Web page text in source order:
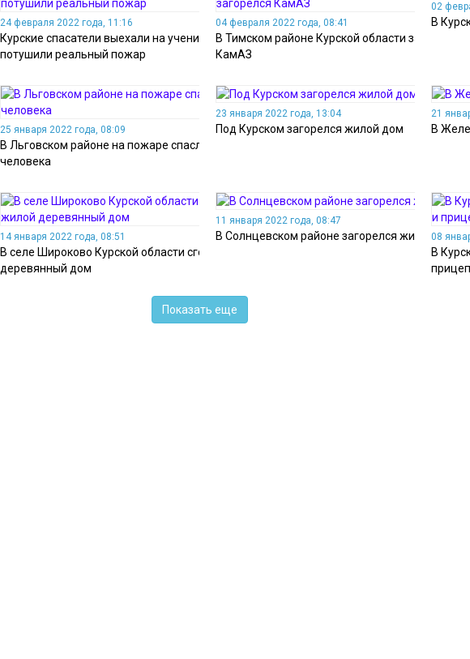
и
24 февраля 2022 года, 11:16
Курские спасатели выехали на учения, а
потушили реальный пожар
04 февраля 2022 года, 08:41
В Тимском районе Курской области загорелся
КамАЗ
02
В
25 января 2022 года, 08:09
В Льговском районе на пожаре спасли
человека
23 января 2022 года, 13:04
Под Курском загорелся жилой дом
21
В
14 января 2022 года, 08:51
В селе Широково Курской области сгорел жилой
деревянный дом
11 января 2022 года, 08:47
В Солнцевском районе загорелся жилой дом
08
В
прицеп
Показать еще